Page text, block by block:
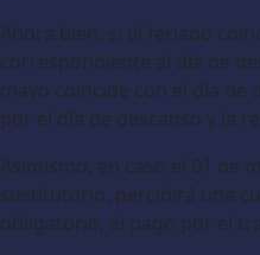
Ahora bien, si el feriado
correspondiente al día de
mayo coincide con el día
por el día de descanso y la
Asimismo, en caso el 01 de
sustitutorio, percibirá una
obligatorio, el pago por el